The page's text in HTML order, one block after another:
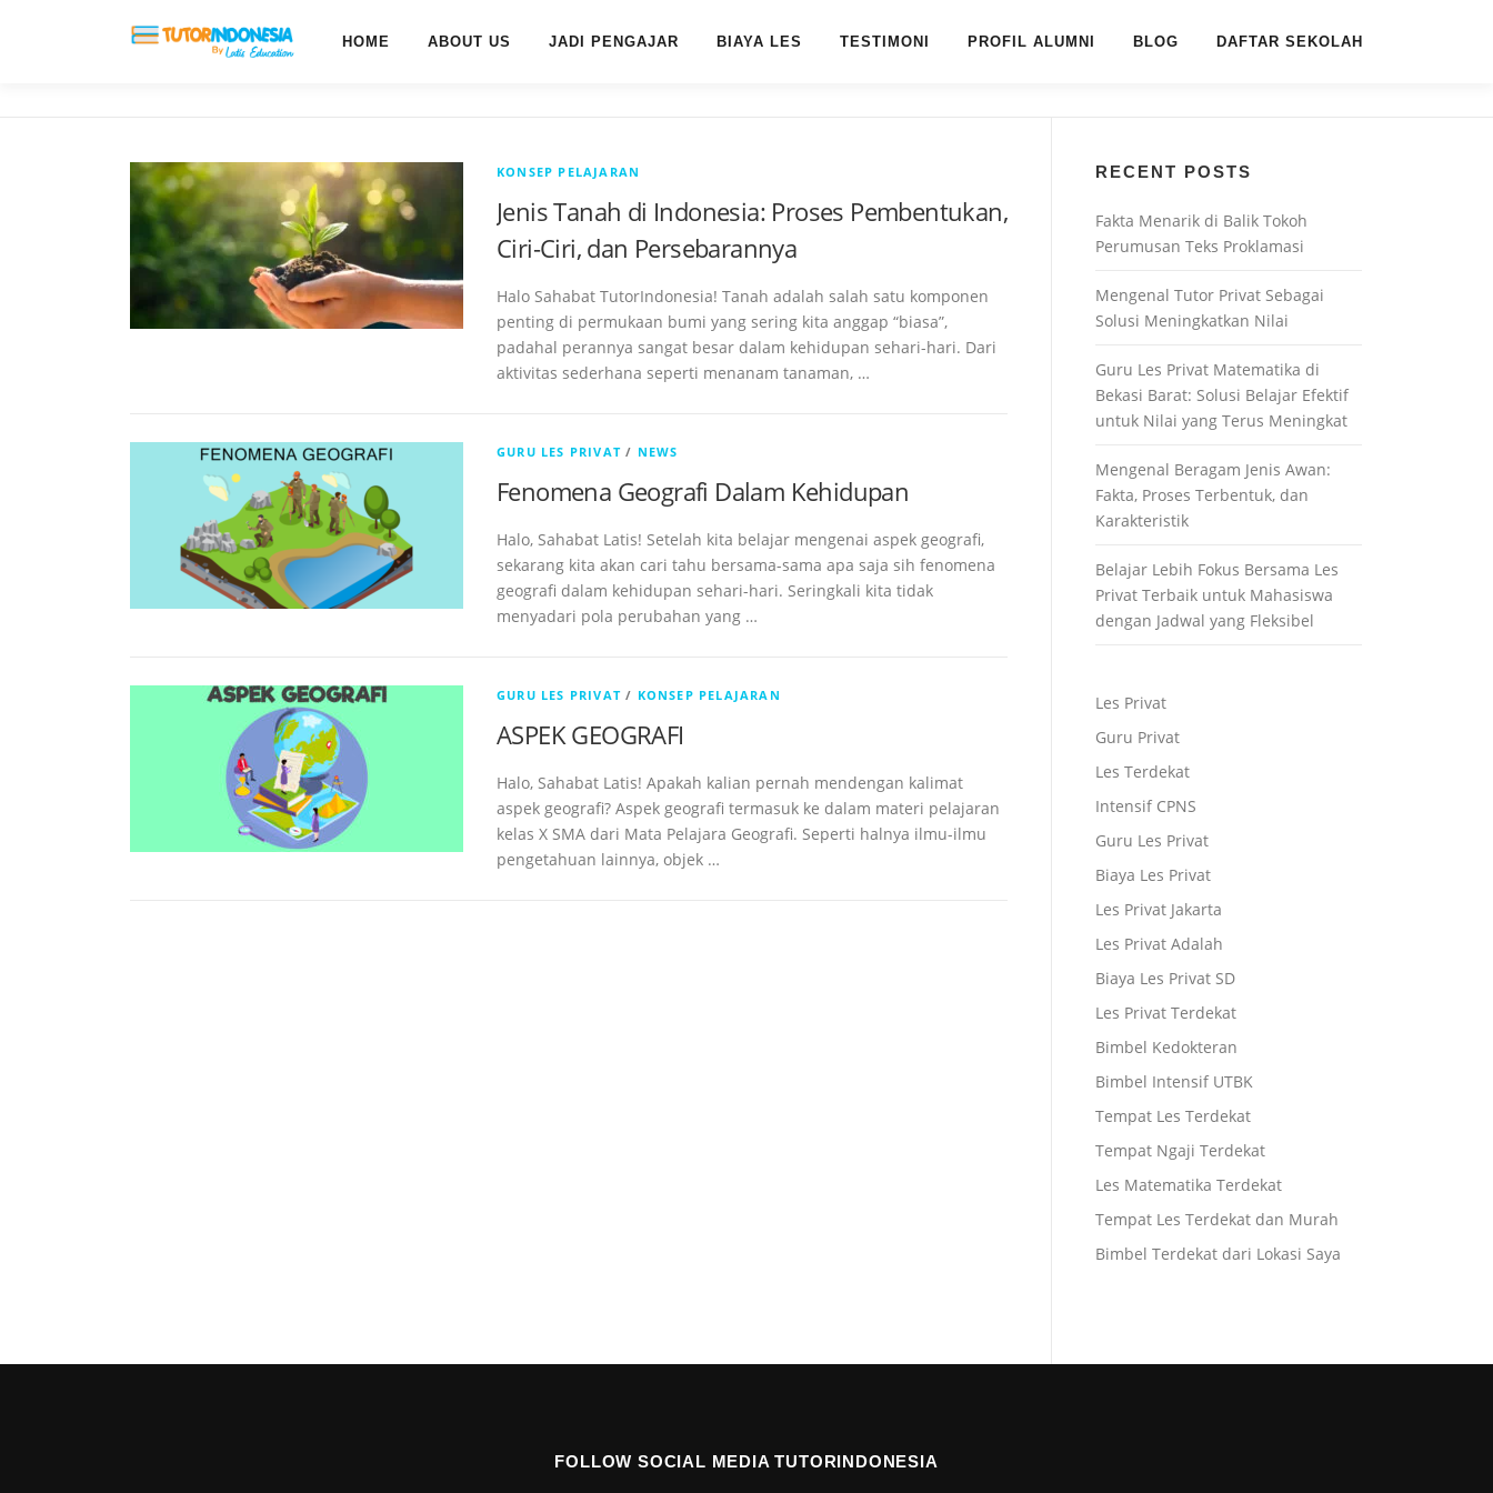
HOME ABOUT US JADI PENGAJAR BIAYA LES TESTIMONI PROFIL ALUMNI BLOG DAFTAR SEKOLAH
KONSEP PELAJARAN
Jenis Tanah di Indonesia: Proses Pembentukan,
Ciri-Ciri, dan Persebarannya
Halo Sahabat TutorIndonesia! Tanah adalah salah satu komponen
penting di permukaan bumi yang sering kita anggap “biasa”,
padahal perannya sangat besar dalam kehidupan sehari-hari. Dari
aktivitas sederhana seperti menanam tanaman, …
GURU LES PRIVAT / NEWS
Fenomena Geografi Dalam Kehidupan
Halo, Sahabat Latis! Setelah kita belajar mengenai aspek geografi,
sekarang kita akan cari tahu bersama-sama apa saja sih fenomena
geografi dalam kehidupan sehari-hari. Seringkali kita tidak
menyadari pola perubahan yang …
GURU LES PRIVAT / KONSEP PELAJARAN
ASPEK GEOGRAFI
Halo, Sahabat Latis! Apakah kalian pernah mendengan kalimat
aspek geografi? Aspek geografi termasuk ke dalam materi pelajaran
kelas X SMA dari Mata Pelajara Geografi. Seperti halnya ilmu-ilmu
pengetahuan lainnya, objek …
RECENT POSTS
Fakta Menarik di Balik Tokoh
Perumusan Teks Proklamasi
Mengenal Tutor Privat Sebagai
Solusi Meningkatkan Nilai
Guru Les Privat Matematika di
Bekasi Barat: Solusi Belajar Efektif
untuk Nilai yang Terus Meningkat
Mengenal Beragam Jenis Awan:
Fakta, Proses Terbentuk, dan
Karakteristik
Belajar Lebih Fokus Bersama Les
Privat Terbaik untuk Mahasiswa
dengan Jadwal yang Fleksibel
Les Privat
Guru Privat
Les Terdekat
Intensif CPNS
Guru Les Privat
Biaya Les Privat
Les Privat Jakarta
Les Privat Adalah
Biaya Les Privat SD
Les Privat Terdekat
Bimbel Kedokteran
Bimbel Intensif UTBK
Tempat Les Terdekat
Tempat Ngaji Terdekat
Les Matematika Terdekat
Tempat Les Terdekat dan Murah
Bimbel Terdekat dari Lokasi Saya
FOLLOW SOCIAL MEDIA TUTORINDONESIA